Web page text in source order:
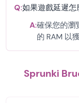
Q:如果遊戲延遲怎
A:確保您的瀏
的 RAM 以
Sprunki